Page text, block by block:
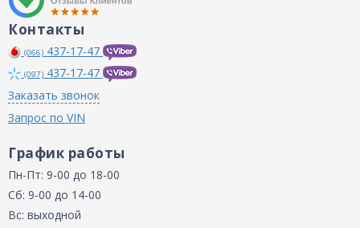
Контакты
(066) 437-17-47
(097) 437-17-47
Заказать звонок
Запрос по VIN
График работы
Пн-Пт: 9-00 до 18-00
Сб: 9-00 до 14-00
Вс: выходной